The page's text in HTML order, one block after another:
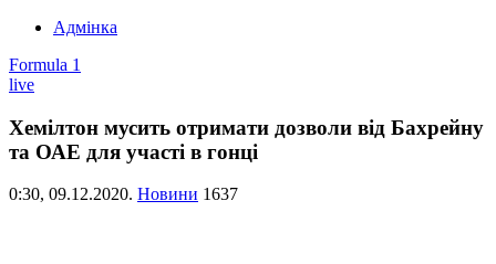
Адмінка
Formula 1
live
Хемілтон мусить отримати дозволи від Бахрейну
та ОАЕ для участі в гонці
0:30, 09.12.2020. Новини 1637